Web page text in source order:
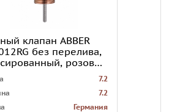
клапан ABBER
без перелива,
розовое
7.2
7.2
Германия